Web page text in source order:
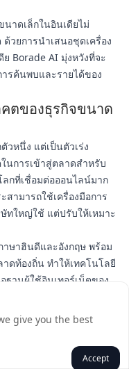
าดเล็กในอินเดียไม่
วยการนำเสนอชุดเครื่อง
Borade AI มุ่งหวังที่จะ
รค้นพบและรายได้ของ
ตของธุรกิจขนาด
วหนึ่ง แต่เป็นตัวเร่ง
นการเข้าสู่ตลาดสำหรับ
ลกที่เชื่อมต่อออนไลน์มาก
ามารถใช้เครื่องมือการ
ทใหญ่ใช้ แต่ปรับให้เหมาะ
ษาฮินดีและอังกฤษ พร้อม
ดท้องถิ่น ทำให้เทคโนโลยี
ฐานผู้ใช้อินเทอร์เน็ตของ
จะมีความจำเป็นสำหรับ
ฐกิจดิจิทัล การเปิดตัว
แห่งมีโอกาสที่จะเติบโต
give you the best
Accept